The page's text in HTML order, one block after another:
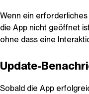
Wenn ein erforderliches
die App nicht geöffnet
ohne dass eine
Update-
Sobald die App